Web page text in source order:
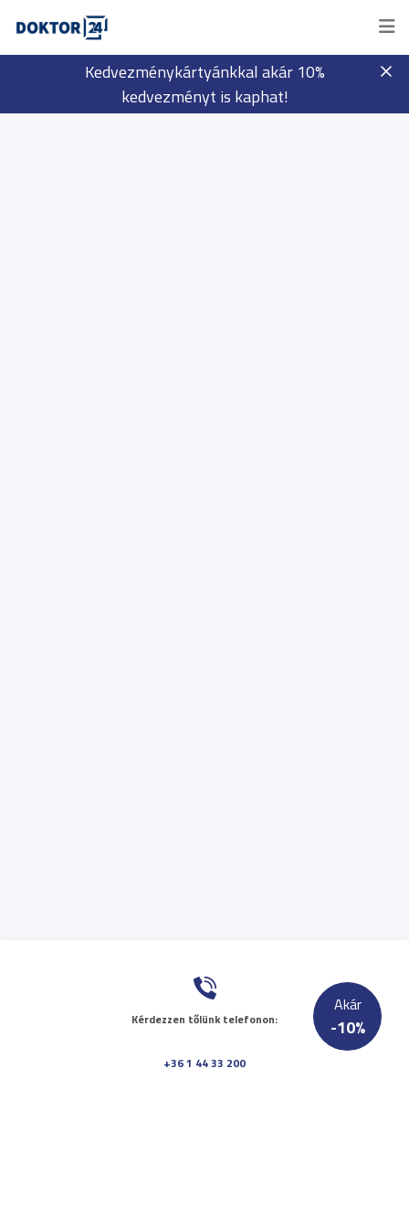
Kedvezménykártyánkkal akár 10%
kedvezményt is kaphat!
Kérdezzen tőlünk telefonon:
+36 1 44 33 200
Akár
-10%